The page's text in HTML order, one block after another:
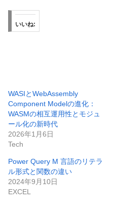
いいね:
WASIとWebAssembly
Component Modelの進化：
WASMの相互運用性とモジュ
ール化の新時代
2026年1月6日
Tech
Power Query M 言語のリテラ
ル形式と関数の違い
2024年9月10日
EXCEL